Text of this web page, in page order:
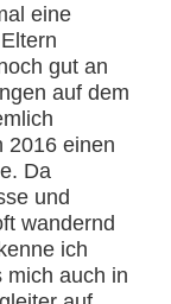
eine
gut an
auf dem
2016 einen
Da
und
wandernd
ich
mich auch in